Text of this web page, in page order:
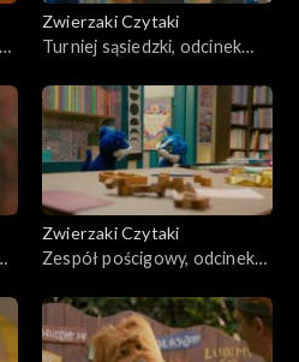
Zwierzaki Czytaki
Turniej sąsiedzki, odcinek
Zwierzaki Czytaki
Zespół pościgowy, odcinek